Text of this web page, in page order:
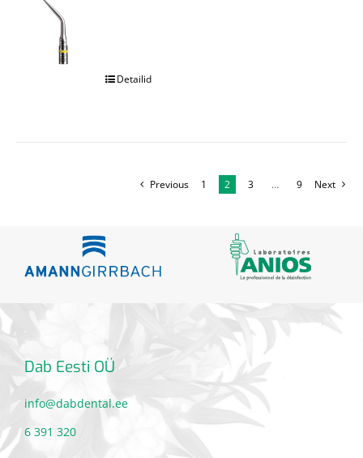
Detailid
Previous 1 2 3 … 9 Next
Dab Eesti OÜ
info@dabdental.ee